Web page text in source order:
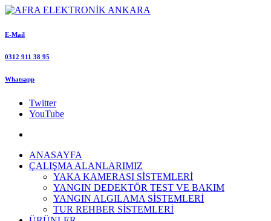
E-Mail
0312 911 38 95
Whatsapp
Twitter
YouTube
ANASAYFA
ÇALIŞMA ALANLARIMIZ
YAKA KAMERASI SİSTEMLERİ
YANGIN DEDEKTÖR TEST VE BAKIM
YANGIN ALGILAMA SİSTEMLERİ
TUR REHBER SİSTEMLERİ